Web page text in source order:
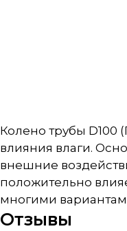
Колено трубы D100
влияния влаги.
внешние
положительно
многими
Отзывы